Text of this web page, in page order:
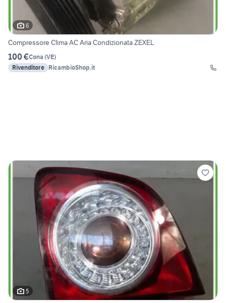
6
Compressore Clima AC Aria Condizionata ZEXEL
100 €Cona (VE)
Rivenditore RicambioShop.it
5